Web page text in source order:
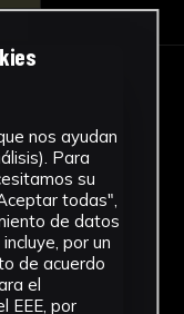
nos ayudan
Para
su
todas",
de datos
por un
de acuerdo
el
EEE, por